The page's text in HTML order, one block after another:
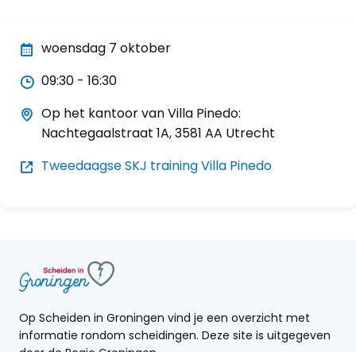
woensdag 7 oktober
09:30 - 16:30
Op het kantoor van Villa Pinedo:
Nachtegaalstraat 1A, 3581 AA Utrecht
Tweedaagse SKJ training Villa Pinedo
Op Scheiden in Groningen vind je een overzicht met
informatie rondom scheidingen. Deze site is uitgegeven